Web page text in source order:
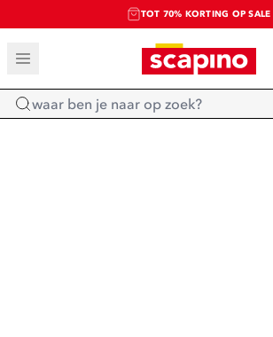
TOT 70% KORTING OP SALE
SALE: LAATSTE KANS!
SHOP NIEUW
Home